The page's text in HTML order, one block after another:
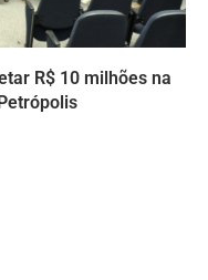
R$ 10 milhões na